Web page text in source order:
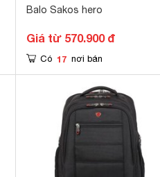
Balo Sakos hero
Giá từ 570.900 đ
Có 17 nơi bán